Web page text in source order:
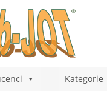
Kategorie